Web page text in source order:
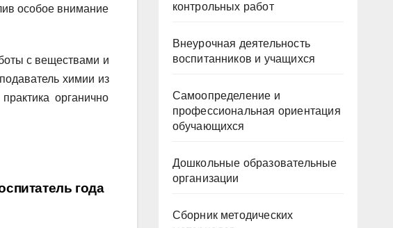
особое внимание
с веществами и
химии из
органично
года
контрольных работ
Внеурочная деятельность
воспитанников и учащихся
Самоопределение и
профессиональная ориентация
обучающихся
Дошкольные образовательные
организации
Сборник методических